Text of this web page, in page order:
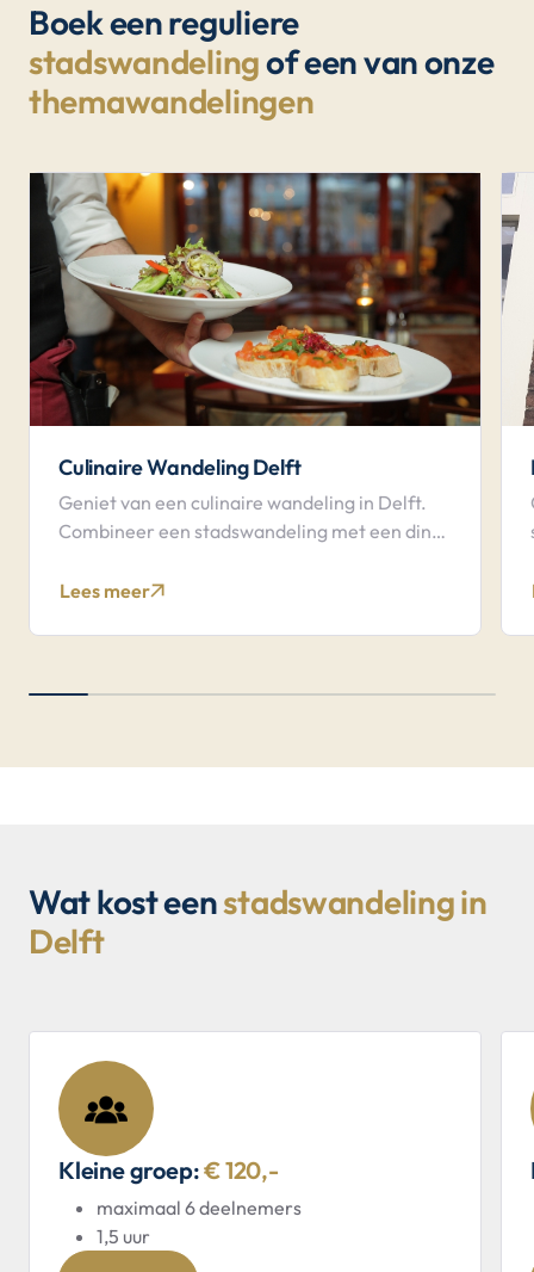
Boek een reguliere
stadswandelingof een van onze
themawandelingen
Culinaire Wandeling Delft
Geniet van een culinaire wandeling in Delft.
Combineer een stadswandeling met een diner
Lees meer
Wat kost eenstadswandeling in
Delft
Kleine groep:€ 120,-
maximaal 6 deelnemers
1,5 uur